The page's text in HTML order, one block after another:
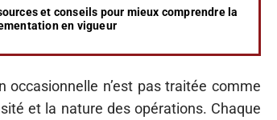
et conseils pour mieux comprendre la
en vigueur
n’est pas traitée comme
et la nature des opérations. Chaque